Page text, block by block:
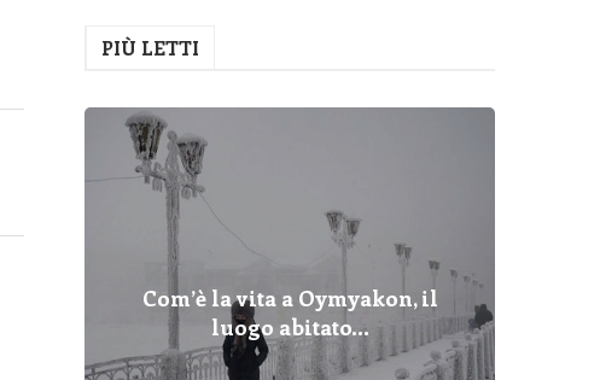
PIÙ LETTI
Com’è la vita a Oymyakon, il
luogo abitato...